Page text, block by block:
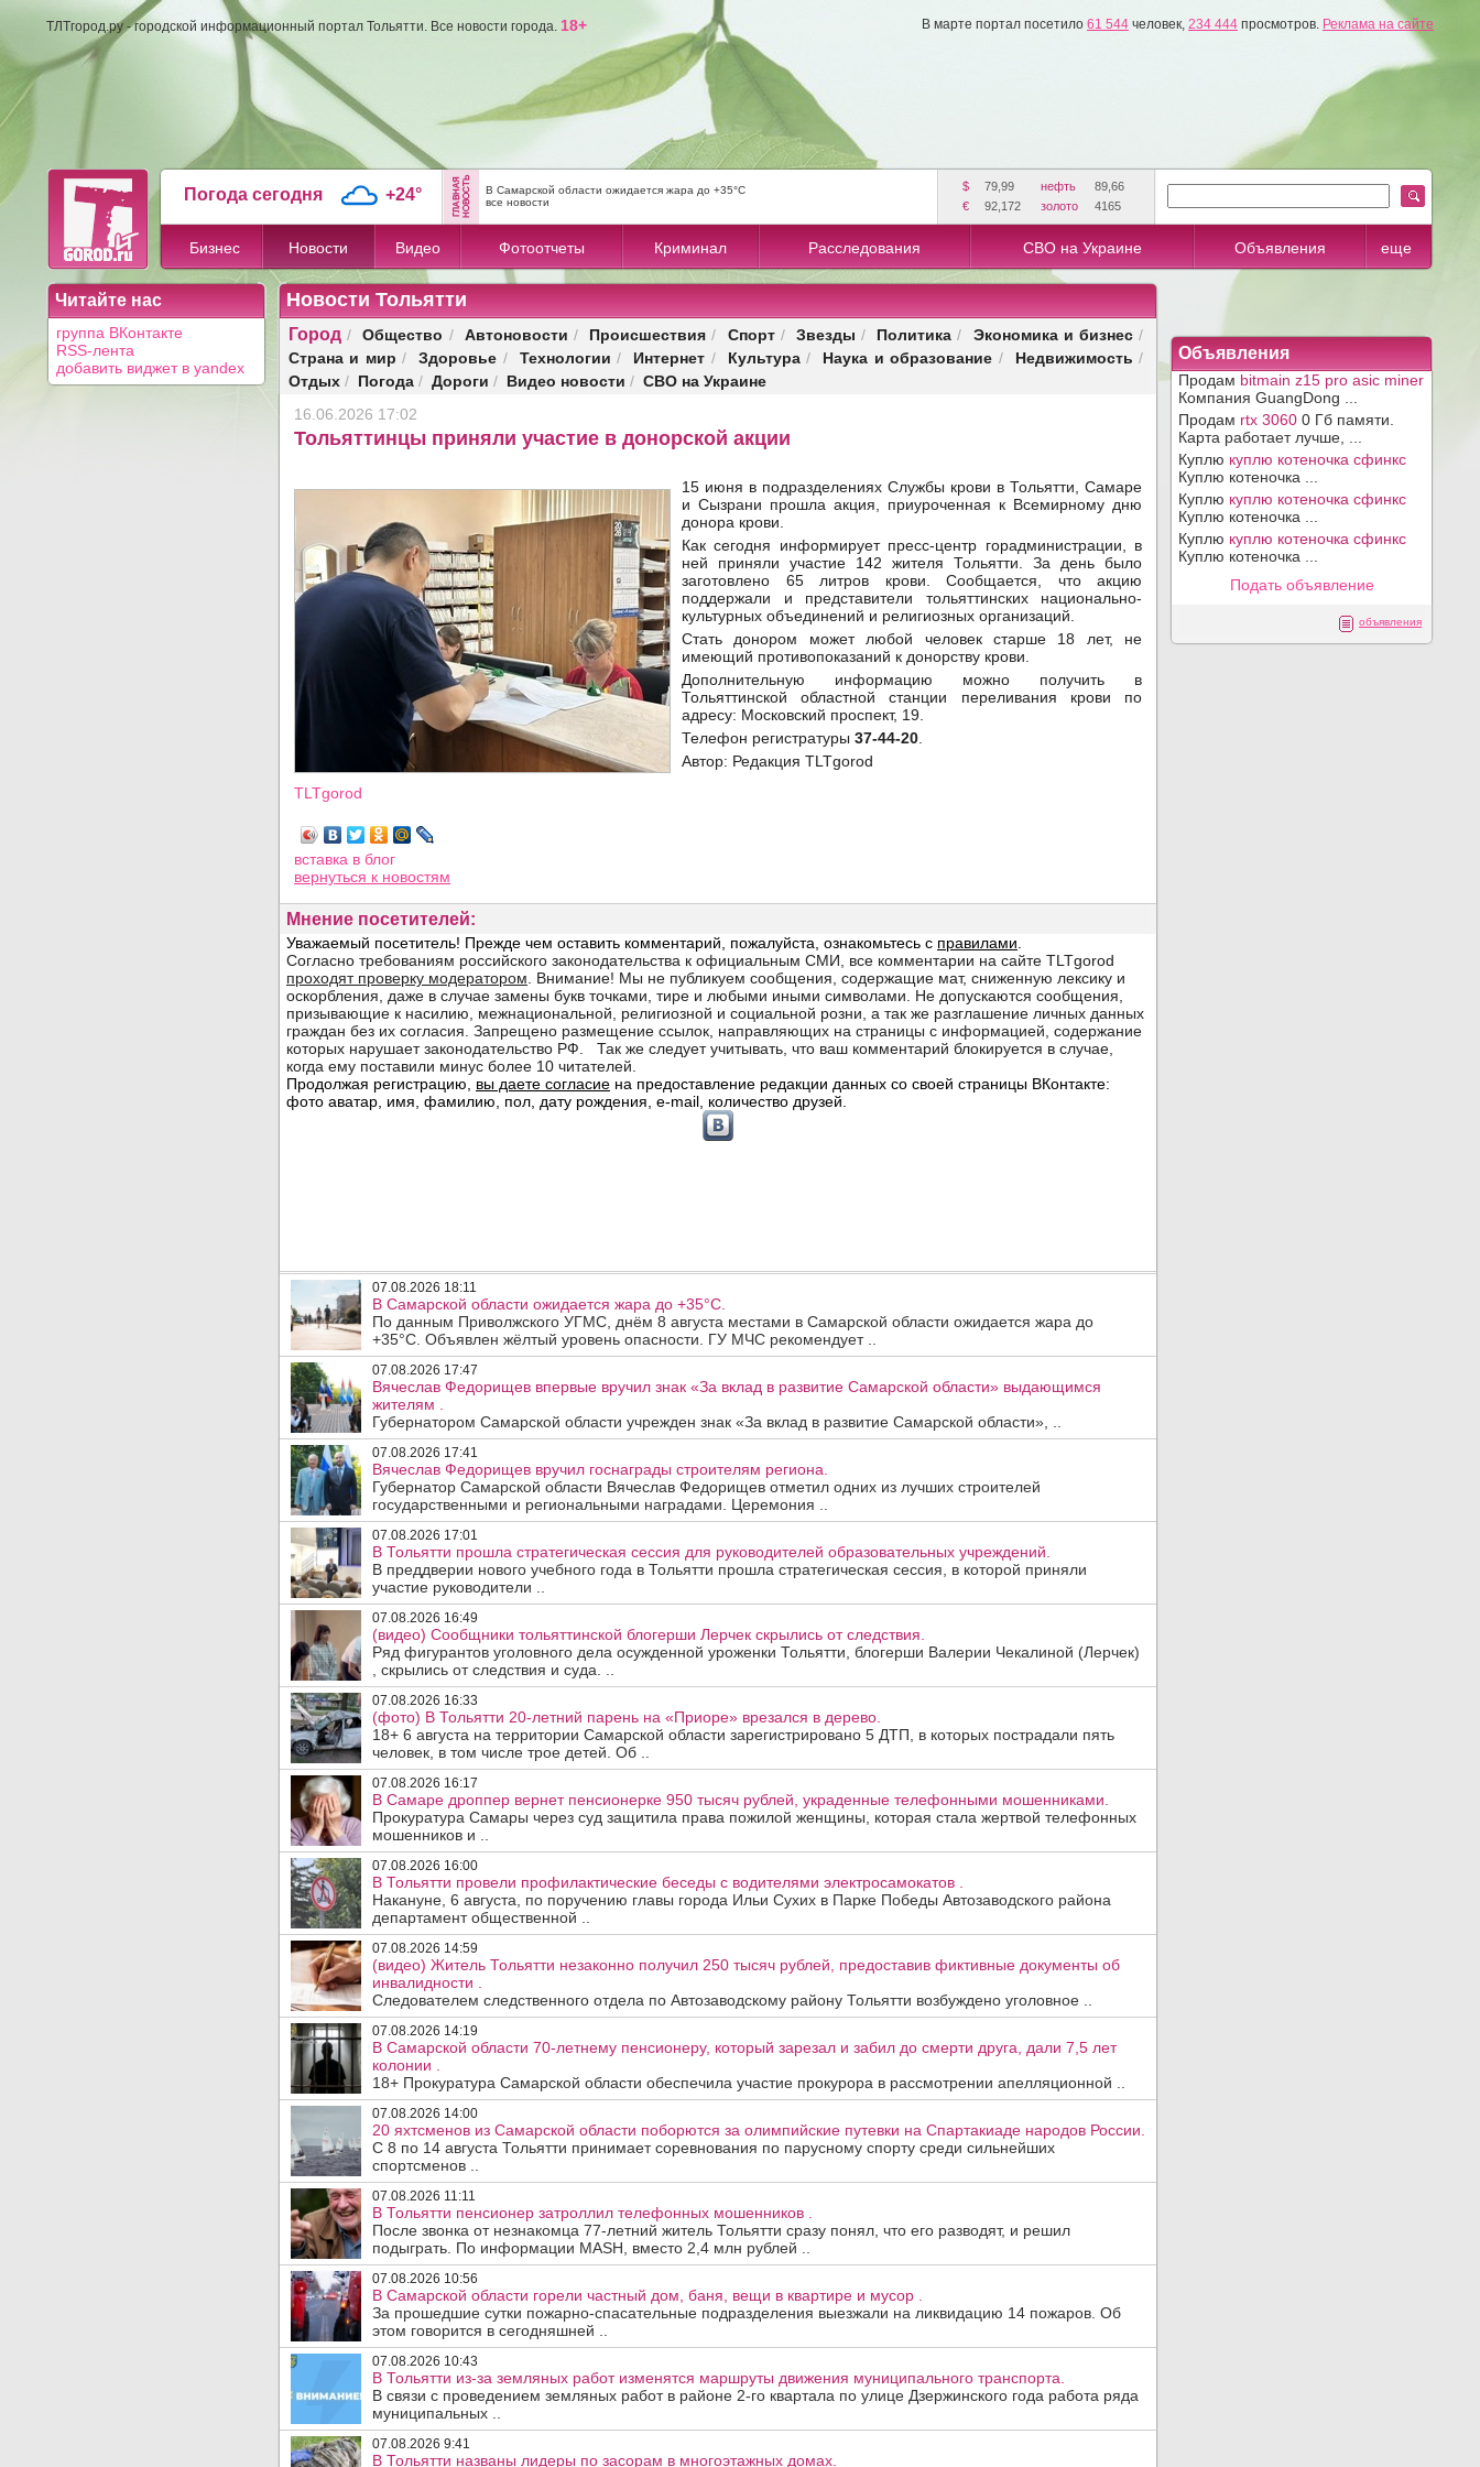
ТЛТгород.ру - городской информационный портал Тольятти. Все новости города. 18+ В марте портал посетило 61 544 человек, 234 444 просмотров. Реклама на сайте
Погода сегодня +24°
В Самарской области ожидается жара до +35°C
все новости
$ 79,99 нефть
89,66
€
92,172 золото 4165
Бизнес Новости Видео Фотоотчеты Криминал Расследования СВО на Украине Объявления еще
Читайте нас
группа ВКонтакте
RSS-лента
добавить виджет в yandex
Новости Тольятти
Город / Общество / Автоновости / Происшествия / Спорт/ Звезды / Политика / Экономика и бизнес/
Страна и мир / Здоровье / Технологии / Интернет / Культура/ Наука и образование / Недвижимость /
Отдых / Погода / Дороги / Видео новости / СВО на Украине
16.06.2026 17:02
Тольяттинцы приняли участие в донорской акции
15 июня в подразделениях Службы крови в Тольятти, Самаре
и Сызрани прошла акция, приуроченная к Всемирному дню
донора крови.
Как сегодня информирует пресс-центр горадминистрации, в
ней приняли участие 142 жителя Тольятти. За день было
заготовлено 65 литров крови. Сообщается, что акцию
поддержали и представители тольяттинских национально-
культурных объединений и религиозных организаций.
Стать донором может любой человек старше 18 лет, не
имеющий противопоказаний к донорству крови.
Дополнительную информацию можно получить в
Тольяттинской областной станции переливания крови по
адресу: Московский проспект, 19.
Телефон регистратуры 37-44-20
Автор: Редакция TLTgorod
TLTgorod
вставка в блог
вернуться к новостям
Мнение посетителей:
07.08.2026 18:11
В Самарской области ожидается жара до +35°C.
По данным Приволжского УГМС, днём 8 августа местами в Самарской области ожидается жара до
+35°C. Объявлен жёлтый уровень опасности. ГУ МЧС рекомендует ..
07.08.2026 17:47
Вячеслав Федорищев впервые вручил знак «За вклад в развитие Самарской области» выдающимся
жителям .
Губернатором Самарской области учрежден знак «За вклад в развитие Самарской области», ..
07.08.2026 17:41
Вячеслав Федорищев вручил госнаграды строителям региона.
Губернатор Самарской области Вячеслав Федорищев отметил одних из лучших строителей
государственными и региональными наградами. Церемония ..
07.08.2026 17:01
В Тольятти прошла стратегическая сессия для руководителей образовательных учреждений.
В преддверии нового учебного года в Тольятти прошла стратегическая сессия, в которой приняли
участие руководители ..
07.08.2026 16:49
(видео) Сообщники тольяттинской блогерши Лерчек скрылись от следствия.
Ряд фигурантов уголовного дела осужденной уроженки Тольятти, блогерши Валерии Чекалиной (Лерчек)
, скрылись от следствия и суда. ..
07.08.2026 16:33
(фото) В Тольятти 20-летний парень на «Приоре» врезался в дерево.
18+ 6 августа на территории Самарской области зарегистрировано 5 ДТП, в которых пострадали пять
человек, в том числе трое детей. Об ..
07.08.2026 16:17
В Самаре дроппер вернет пенсионерке 950 тысяч рублей, украденные телефонными мошенниками.
Прокуратура Самары через суд защитила права пожилой женщины, которая стала жертвой телефонных
мошенников и ..
07.08.2026 16:00
В Тольятти провели профилактические беседы с водителями электросамокатов .
Накануне, 6 августа, по поручению главы города Ильи Сухих в Парке Победы Автозаводского района
департамент общественной ..
07.08.2026 14:59
(видео) Житель Тольятти незаконно получил 250 тысяч рублей, предоставив фиктивные документы об
инвалидности .
Следователем следственного отдела по Автозаводскому району Тольятти возбуждено уголовное ..
07.08.2026 14:19
В Самарской области 70-летнему пенсионеру, который зарезал и забил до смерти друга, дали 7,5 лет
колонии .
18+ Прокуратура Самарской области обеспечила участие прокурора в рассмотрении апелляционной ..
07.08.2026 14:00
20 яхтсменов из Самарской области поборются за олимпийские путевки на Спартакиаде народов России.
С 8 по 14 августа Тольятти принимает соревнования по парусному спорту среди сильнейших
спортсменов ..
07.08.2026 11:11
В Тольятти пенсионер затроллил телефонных мошенников .
После звонка от незнакомца 77-летний житель Тольятти сразу понял, что его разводят, и решил
подыграть. По информации MASH, вместо 2,4 млн рублей ..
07.08.2026 10:56
В Самарской области горели частный дом, баня, вещи в квартире и мусор .
За прошедшие сутки пожарно-спасательные подразделения выезжали на ликвидацию 14 пожаров. Об
этом говорится в сегодняшней ..
07.08.2026 10:43
В Тольятти из-за земляных работ изменятся маршруты движения муниципального транспорта.
В связи с проведением земляных работ в районе 2-го квартала по улице Дзержинского года работа ряда
муниципальных ..
07.08.2026 9:41
В Тольятти названы лидеры по засорам в многоэтажных домах.
Объявления
Продам bitmain z15 pro asic miner
Компания GuangDong ...
Продам rtx 3060 0 Гб памяти.
Карта работает лучше, ...
Куплю куплю котеночка сфинкс
Куплю котеночка ...
Куплю куплю котеночка сфинкс
Куплю котеночка ...
Куплю куплю котеночка сфинкс
Куплю котеночка ...
Подать объявление
объявления